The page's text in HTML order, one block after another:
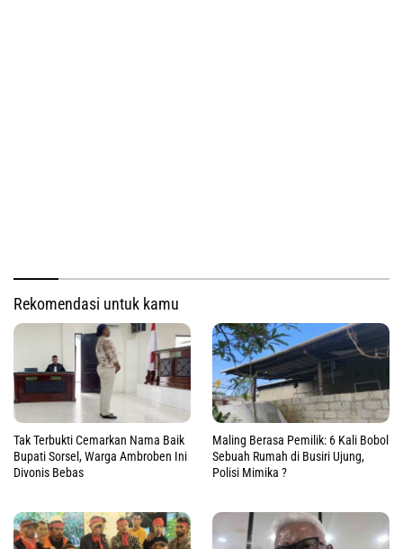
Rekomendasi untuk kamu
Tak Terbukti Cemarkan Nama Baik
Bupati Sorsel, Warga Ambroben Ini
Divonis Bebas
Maling Berasa Pemilik: 6 Kali Bobol
Sebuah Rumah di Busiri Ujung,
Polisi Mimika ?